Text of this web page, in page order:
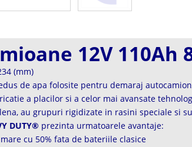
12V 110Ah
(mm)
de apa folosite pentru demaraj
a placilor si a celor mai avansate
au grupuri rigidizate in rasini speciale si
DUTY® prezinta urmatoarele avantaje:
cu 50% fata de bateriile clasice